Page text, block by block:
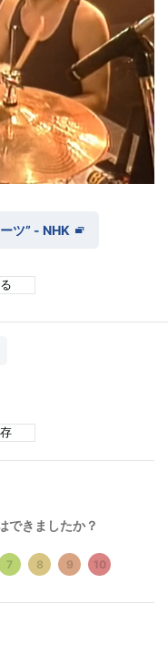
ツ” - NHK
できましたか？
7 8 9 10